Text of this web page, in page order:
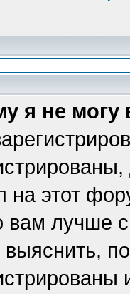
я не могу
на этот
вам лучше
выяснить,